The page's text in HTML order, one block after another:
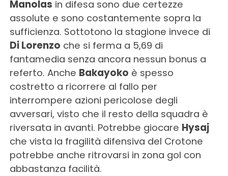
Manolas in difesa sono due certezze
assolute e sono costantemente sopra la
sufficienza. Sottotono la stagione invece di
Di Lorenzo che si ferma a 5,69 di
fantamedia senza ancora nessun bonus a
referto. Anche Bakayoko è spesso
costretto a ricorrere al fallo per
interrompere azioni pericolose degli
avversari, visto che il resto della squadra è
riversata in avanti. Potrebbe giocare Hysaj
che vista la fragilità difensiva del Crotone
potrebbe anche ritrovarsi in zona gol con
abbastanza facilità.